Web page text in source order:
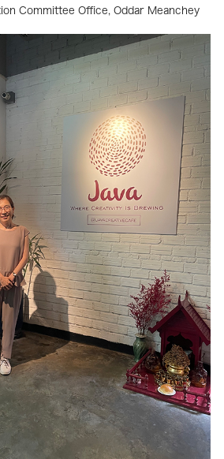
Committee Office, Oddar Meanchey